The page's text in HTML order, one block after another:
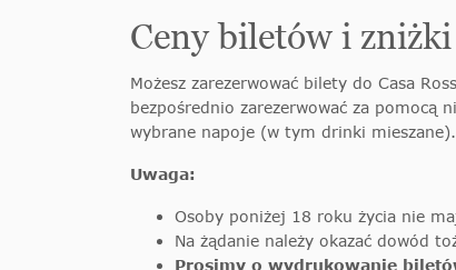
Ceny biletów i zniżki
Możesz zarezerwować bilety do Casa
bezpośrednio zarezerwować za pomocą
wybrane napoje (w tym drinki
Uwaga:
Osoby poniżej 18 roku życia nie
Na żądanie należy okazać dowód
Prosimy o wydrukowanie